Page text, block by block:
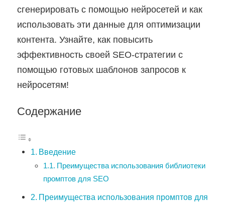
сгенерировать с помощью нейросетей и как
использовать эти данные для оптимизации
контента. Узнайте, как повысить
эффективность своей SEO-стратегии с
помощью готовых шаблонов запросов к
нейросетям!
Содержание
Введение
Преимущества использования библиотеки
промптов для SEO
Преимущества использования промптов для